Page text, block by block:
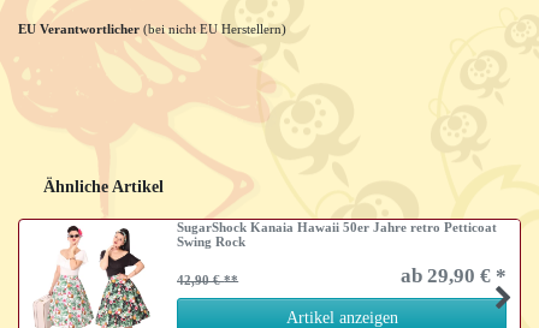
EU Verantwortlicher (bei nicht EU Herstellern)
Ähnliche Artikel
SugarShock Kanaia Hawaii 50er Jahre retro Petticoat
Swing Rock
42,90 € ab 29,90 € *
Artikel anzeigen